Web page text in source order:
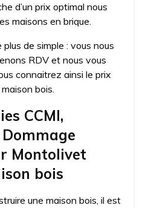
d’un prix optimal nous
maisons en brique.
de simple : vous nous
RDV et nous vous
connaitrez ainsi le prix
bois.
CCMI,
Montolivet
bois
une maison bois, il est